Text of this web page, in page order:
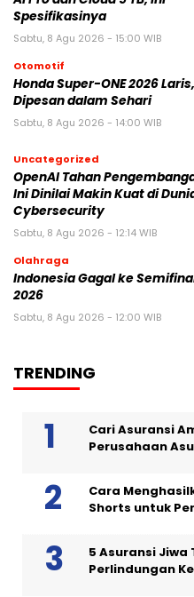
Spesifikasinya
Sabtu, 8 Agu 2026 - 15:00 WIB
Otomotif
Honda Super-ONE 2026
Dipesan dalam Sehari
Sabtu, 8 Agu 2026 - 14:00 WIB
Uncategorized
OpenAI Tahan
Ini Dinilai Makin Kuat di
Cybersecurity
Sabtu, 8 Agu 2026 - 12:14 WIB
Olahraga
Indonesia Gagal ke
2026
Sabtu, 8 Agu 2026 - 12:00 WIB
TRENDING
Cari Asuransi
Perusahaan
Cara
Shorts untuk
5 Asuransi
Perlindungan